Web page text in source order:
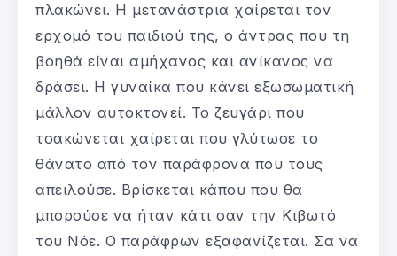
πλακώνει. Η μετανάστρια χαίρεται τον
ερχομό του παιδιού της, ο άντρας που τη
βοηθά είναι αμήχανος και ανίκανος να
δράσει. Η γυναίκα που κάνει εξωσωματική
μάλλον αυτοκτονεί. Το ζευγάρι που
τσακώνεται χαίρεται που γλύτωσε το
θάνατο από τον παράφρονα που τους
απειλούσε. Βρίσκεται κάπου που θα
μπορούσε να ήταν κάτι σαν την Κιβωτό
του Νόε. Ο παράφρων εξαφανίζεται. Σα να